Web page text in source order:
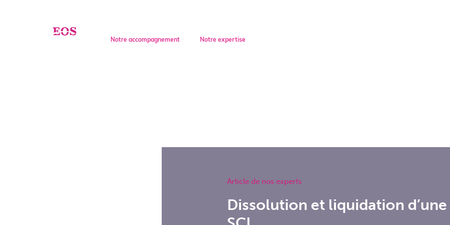
Notre accompagnement Notre expertise
Article de nos experts
Dissolution et liquidation d’une